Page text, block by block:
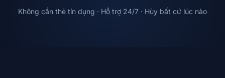
Không cần thẻ tín dụng · Hỗ trợ 24/7 · Hủy bất cứ lúc nào